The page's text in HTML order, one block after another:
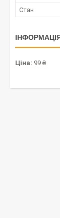
Стан
Ціна: 99 ₴